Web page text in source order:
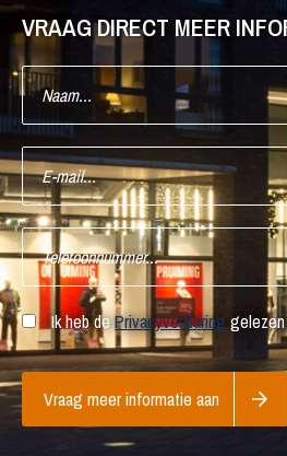
VRAAG DIRECT MEER
Ik heb dePrivacyverklaring
Vraag meer informatie aan